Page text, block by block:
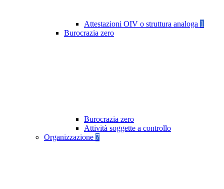
Attestazioni OIV o struttura analoga 1
Burocrazia zero
Burocrazia zero
Attività soggette a controllo
Organizzazione 7